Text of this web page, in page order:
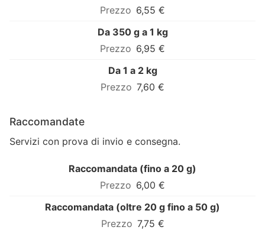
6,55 €
Da 350 g a 1 kg
6,95 €
Da 1 a 2 kg
7,60 €
Raccomandate
Servizi con prova di invio e consegna.
Raccomandata (fino a 20 g)
6,00 €
Raccomandata (oltre 20 g fino a 50 g)
7,75 €